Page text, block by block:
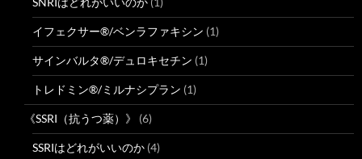
イフェクサー®/ベンラファキシン (1)
サインバルタ®/デュロキセチン (1)
トレドミン®/ミルナシプラン (1)
《SSRI（抗うつ薬）》 (6)
SSRIはどれがいいのか (4)